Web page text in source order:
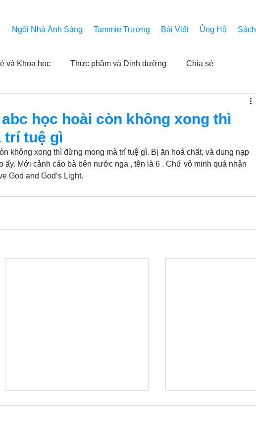
Ngôi Nhà Ánh Sáng Tammie Trương Bài Viết Ủng Hộ Sách
và Khoa học Thực phầm và Dinh dưỡng Chia sẻ
của người xem Các bài pháp
Thành tựu Các thông báo
của Tammie
học hoài còn không xong thì
trí tuệ gì
không xong thì đừng mong mà trí tuệ gì. Bị ăn hoá chất, và dung nạp
ấy. Mới cảnh cáo bà bên nước nga , tên là 6 . Chứ vô minh quá nhận
God and God’s Light.